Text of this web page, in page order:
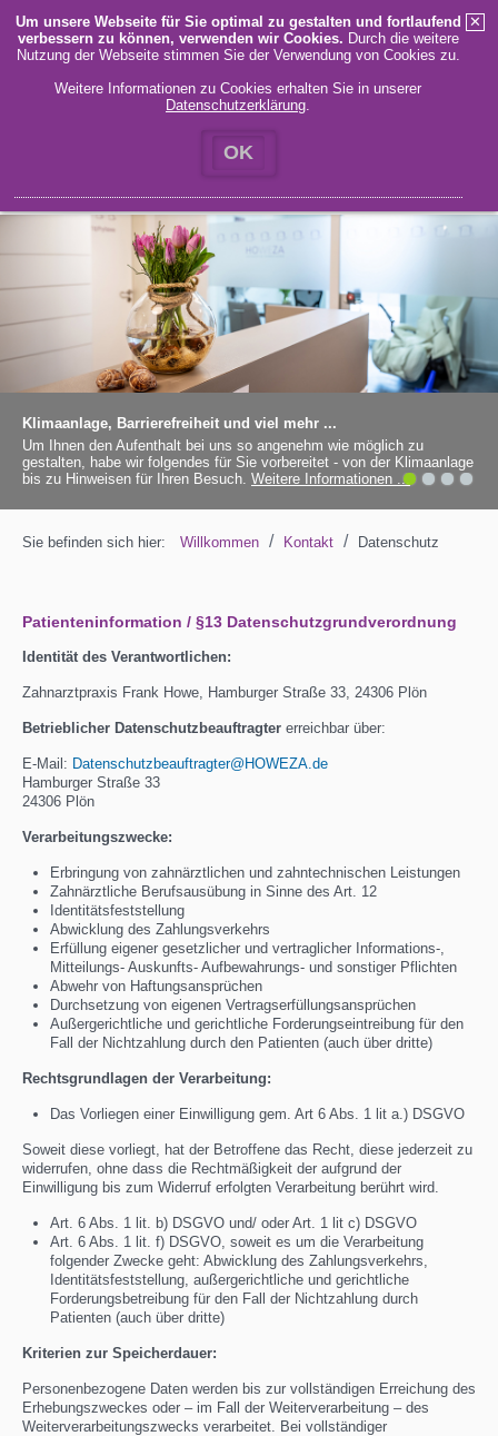
✕
Um unsere Webseite für Sie optimal zu gestalten und fortlaufend
verbessern zu können, verwenden wir Cookies. Durch die weitere
Nutzung der Webseite stimmen Sie der Verwendung von Cookies zu.
Weitere Informationen zu Cookies erhalten Sie in unserer
Datenschutzerklärung.
OK
MENÜ
Klimaanlage, Barrierefreiheit und viel mehr ...
Um Ihnen den Aufenthalt bei uns so angenehm wie möglich zu
gestalten, habe wir folgendes für Sie vorbereitet - von der Klimaanlage
bis zu Hinweisen für Ihren Besuch. Weitere Informationen ...1 2 3 4
Sie befinden sich hier: Willkommen / Kontakt / Datenschutz
Patienteninformation / §13 Datenschutzgrundverordnung
Identität des Verantwortlichen:
Zahnarztpraxis Frank Howe, Hamburger Straße 33, 24306 Plön
Betrieblicher Datenschutzbeauftragter erreichbar über:
E-Mail: Datenschutzbeauftragter@HOWEZA.de
Hamburger Straße 33
24306 Plön
Verarbeitungszwecke:
Erbringung von zahnärztlichen und zahntechnischen Leistungen
Zahnärztliche Berufsausübung in Sinne des Art. 12
Identitätsfeststellung
Abwicklung des Zahlungsverkehrs
Erfüllung eigener gesetzlicher und vertraglicher Informations-,
Mitteilungs- Auskunfts- Aufbewahrungs- und sonstiger Pflichten
Abwehr von Haftungsansprüchen
Durchsetzung von eigenen Vertragserfüllungsansprüchen
Außergerichtliche und gerichtliche Forderungseintreibung für den
Fall der Nichtzahlung durch den Patienten (auch über dritte)
Rechtsgrundlagen der Verarbeitung:
Das Vorliegen einer Einwilligung gem. Art 6 Abs. 1 lit a.) DSGVO
Soweit diese vorliegt, hat der Betroffene das Recht, diese jederzeit zu
widerrufen, ohne dass die Rechtmäßigkeit der aufgrund der
Einwilligung bis zum Widerruf erfolgten Verarbeitung berührt wird.
Art. 6 Abs. 1 lit. b) DSGVO und/ oder Art. 1 lit c) DSGVO
Art. 6 Abs. 1 lit. f) DSGVO, soweit es um die Verarbeitung
folgender Zwecke geht: Abwicklung des Zahlungsverkehrs,
Identitätsfeststellung, außergerichtliche und gerichtliche
Forderungsbetreibung für den Fall der Nichtzahlung durch
Patienten (auch über dritte)
Kriterien zur Speicherdauer:
Personenbezogene Daten werden bis zur vollständigen Erreichung des
Erhebungszweckes oder – im Fall der Weiterverarbeitung – des
Weiterverarbeitungszwecks verarbeitet. Bei vollständiger